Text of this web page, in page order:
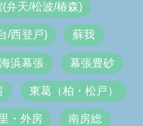
弁天/松波/椿森)
/西登戸) 蘇我
海浜幕張 幕張豊砂
東葛（柏・松戸）
・外房 南房総